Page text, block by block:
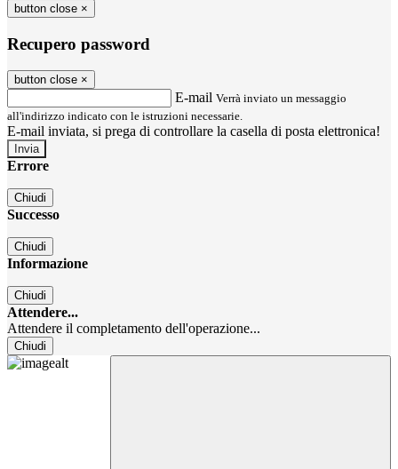
button close ×
Recupero password
button close ×
E-mail Verrà inviato un messaggio
all'indirizzo indicato con le istruzioni necessarie.
E-mail inviata, si prega di controllare la casella di posta elettronica!
Errore
Chiudi
Successo
Chiudi
Informazione
Chiudi
Attendere...
Attendere il completamento dell'operazione...
Chiudi